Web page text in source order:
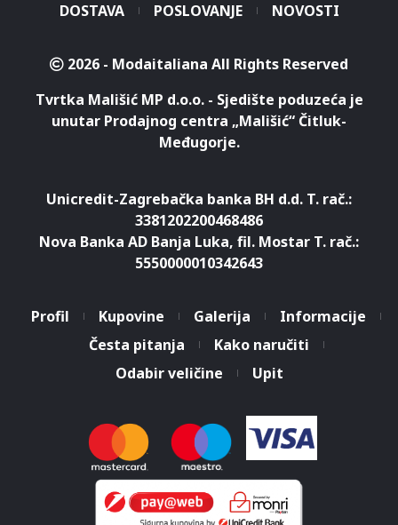
DOSTAVA
POSLOVANJE NOVOSTI
2026 - Modaitaliana All Rights Reserved
Tvrtka Mališić MP d.o.o. - Sjedište poduzeća je
unutar Prodajnog centra „Mališić“ Čitluk-
Međugorje.
Unicredit-Zagrebačka banka BH d.d. T. rač.:
3381202200468486
Nova Banka AD Banja Luka, fil. Mostar T. rač.:
5550000010342643
Profil Kupovine Galerija
Informacije
Česta pitanja
Kako naručiti
Odabir veličine
Upit